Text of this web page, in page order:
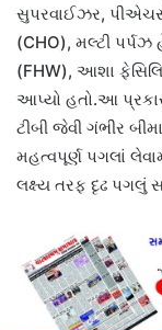
સુપરવાઈઝર,
(CHO), મલ્ટી પર્પઝ
(FHW), આશા
આપ્યો હતો.આ
ટીબી જેવી ગંભીર
મહત્વપૂર્ણ પગલાં
લક્ષ્ય તરફ દૃઢ પગલું